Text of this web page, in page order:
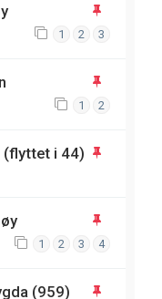
1 2 3
1 2
(flyttet i 44)
1 2 3 4
(959)